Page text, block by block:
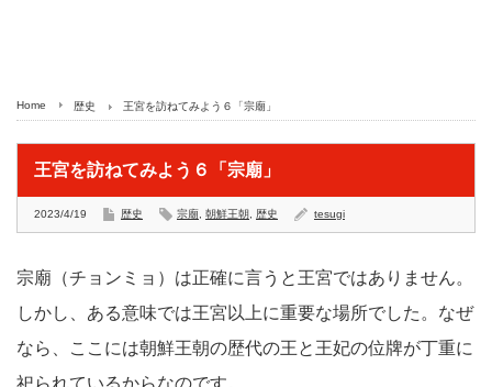
Home 歴史 王宮を訪ねてみよう６「宗廟」
王宮を訪ねてみよう６「宗廟」
2023/4/19 歴史 宗廟 朝鮮王朝 歴史 tesugi
宗廟（チョンミョ）は正確に言うと王宮ではありません。
しかし、ある意味では王宮以上に重要な場所でした。なぜ
なら、ここには朝鮮王朝の歴代の王と王妃の位牌が丁重に
祀られているからなのです。